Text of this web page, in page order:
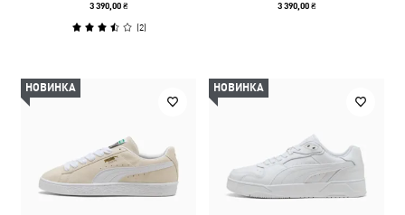
3 390,00 ₴
(2)
3 390,00 ₴
НОВИНКА НОВИНКА